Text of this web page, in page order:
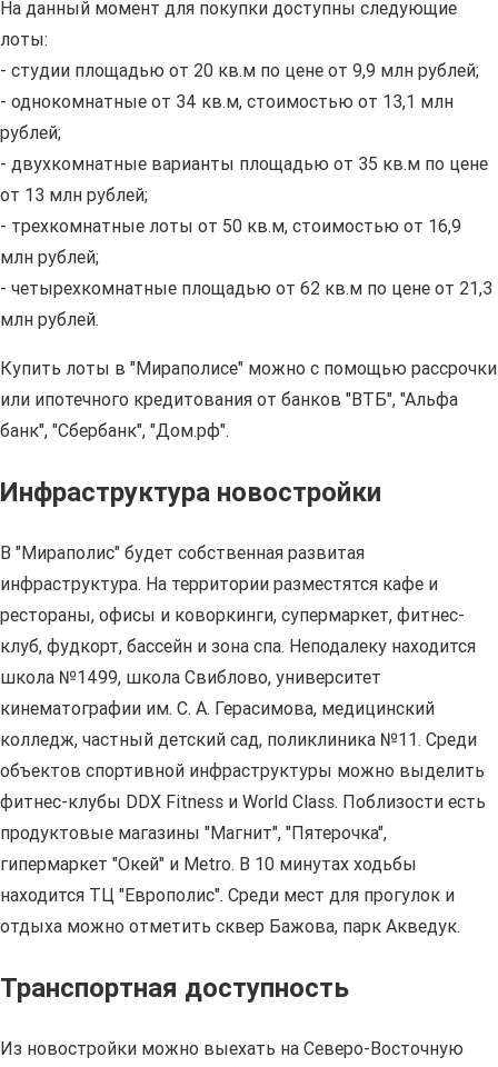
На данный момент для покупки доступны следующие
лоты:
- студии площадью от 20 кв.м по цене от 9,9 млн рублей;
- однокомнатные от 34 кв.м, стоимостью от 13,1 млн
рублей;
- двухкомнатные варианты площадью от 35 кв.м по цене
от 13 млн рублей;
- трехкомнатные лоты от 50 кв.м, стоимостью от 16,9
млн рублей;
- четырехкомнатные площадью от 62 кв.м по цене от 21,3
млн рублей.
Купить лоты в "Мираполисе" можно с помощью рассрочки
или ипотечного кредитования от банков "ВТБ", "Альфа
банк", "Сбербанк", "Дом.рф".
Инфраструктура новостройки
В "Мираполис" будет собственная развитая
инфраструктура. На территории разместятся кафе и
рестораны, офисы и коворкинги, супермаркет, фитнес-
клуб, фудкорт, бассейн и зона спа. Неподалеку находится
школа №1499, школа Свиблово, университет
кинематографии им. С. А. Герасимова, медицинский
колледж, частный детский сад, поликлиника №11. Среди
объектов спортивной инфраструктуры можно выделить
фитнес-клубы DDX Fitness и World Class. Поблизости есть
продуктовые магазины "Магнит", "Пятерочка",
гипермаркет "Окей" и Metro. В 10 минутах ходьбы
находится ТЦ "Европолис". Среди мест для прогулок и
отдыха можно отметить сквер Бажова, парк Акведук.
Транспортная доступность
Из новостройки можно выехать на Северо-Восточную